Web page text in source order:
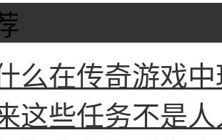
么在传奇游戏
这些任务不是